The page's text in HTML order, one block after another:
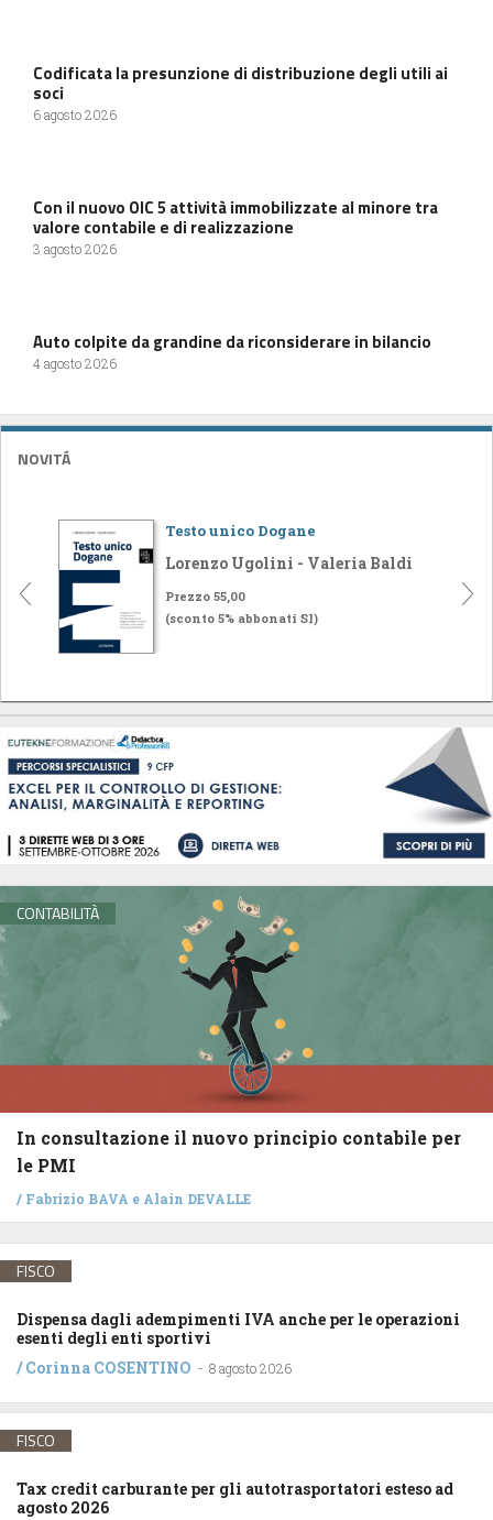
Codificata la presunzione di distribuzione degli utili ai
soci
6 agosto 2026
Con il nuovo OIC 5 attività immobilizzate al minore tra
valore contabile e di realizzazione
3 agosto 2026
Auto colpite da grandine da riconsiderare in bilancio
4 agosto 2026
NOVITÁ
Testo unico Dogane
Lorenzo Ugolini - Valeria Baldi
Prezzo 55,00
(sconto 5% abbonati SI)
CONTABILITÀ
In consultazione il nuovo principio contabile per
le PMI
/ Fabrizio BAVA e Alain DEVALLE
FISCO
Dispensa dagli adempimenti IVA anche per le operazioni
esenti degli enti sportivi
/Corinna COSENTINO - 8 agosto 2026
FISCO
Tax credit carburante per gli autotrasportatori esteso ad
agosto 2026